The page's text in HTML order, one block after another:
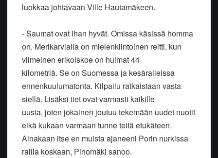
luokkaa johtavaan Ville Hautamäkeen.
- Saumat ovat ihan hyvät. Omissa käsissä homma
on. Merikarvialla on mielenkiintoinen reitti, kun
viimeinen erikoiskoe on huimat 44
kilometriä. Se on Suomessa ja kesäralleissa
ennenkuulumatonta. Kilpailu ratkaistaan vasta
siellä. Lisäksi tiet ovat varmasti kaikille
uusia, joten jokainen joutuu tekemään uudet nuotit
eikä kukaan varmaan tunne teitä etukäteen.
Ainakaan itse en muista ajaneeni Porin nurkissa
rallia koskaan, Pinomäki sanoo.